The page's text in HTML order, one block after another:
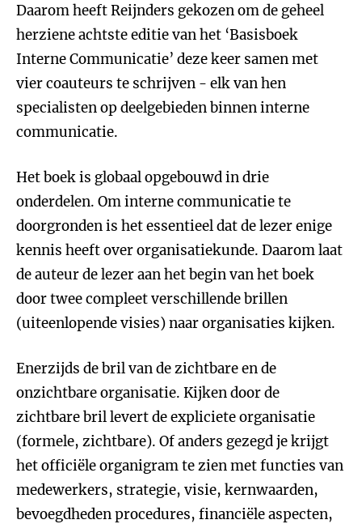
Daarom heeft Reijnders gekozen om de geheel
herziene achtste editie van het ‘Basisboek
Interne Communicatie’ deze keer samen met
vier coauteurs te schrijven - elk van hen
specialisten op deelgebieden binnen interne
communicatie.
Het boek is globaal opgebouwd in drie
onderdelen. Om interne communicatie te
doorgronden is het essentieel dat de lezer enige
kennis heeft over organisatiekunde. Daarom laat
de auteur de lezer aan het begin van het boek
door twee compleet verschillende brillen
(uiteenlopende visies) naar organisaties kijken.
Enerzijds de bril van de zichtbare en de
onzichtbare organisatie. Kijken door de
zichtbare bril levert de expliciete organisatie
(formele, zichtbare). Of anders gezegd je krijgt
het officiële organigram te zien met functies van
medewerkers, strategie, visie, kernwaarden,
bevoegdheden procedures, financiële aspecten,